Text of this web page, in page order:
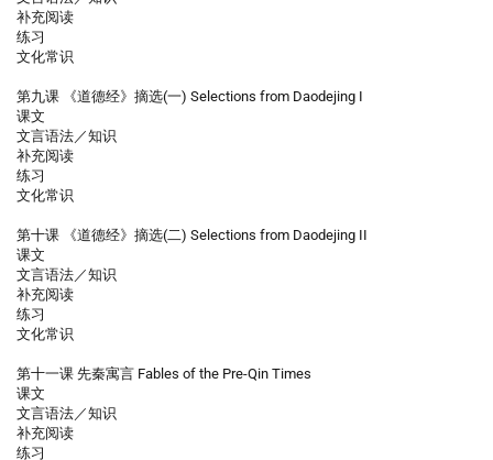
补充阅读
练习
文化常识
第九课 《道德经》摘选(一) Selections from Daodejing I
课文
文言语法／知识
补充阅读
练习
文化常识
第十课 《道德经》摘选(二) Selections from Daodejing II
课文
文言语法／知识
补充阅读
练习
文化常识
第十一课 先秦寓言 Fables of the Pre-Qin Times
课文
文言语法／知识
补充阅读
练习